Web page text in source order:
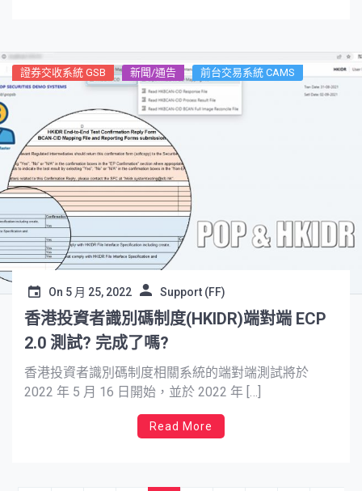
證券交收系統 GSB 新聞/通告 前台交易系統 CAMS
On 5 月 25, 2022 Support (FF)
香港投資者識別碼制度(HKIDR)端對端 ECP
2.0 測試? 完成了嗎?
香港投資者識別碼制度相關系統的端對端測試將於
2022 年 5 月 16 日開始，並於 2022 年 […]
Read More